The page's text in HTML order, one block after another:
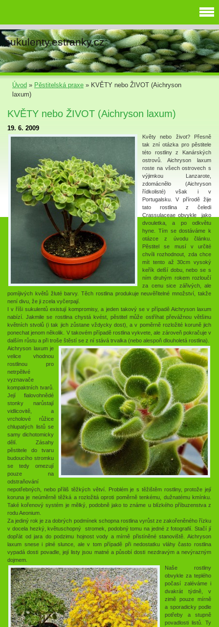
sukulenty.estranky.cz
Úvod » Pěstitelská praxe » KVĚTY nebo ŽIVOT (Aichryson
laxum)
KVĚTY nebo ŽIVOT (Aichryson laxum)
19. 6. 2009
Květy nebo život? Přesně
tak zní otázka pro pěstitele
této rostliny z Kanárských
ostrovů. Aichryson laxum
roste na všech ostrovech s
výjimkou Lanzarote,
zdomácnělo (Aichryson
řídkolisté) však i v
Portugalsku. V přírodě žije
tato rostlina z čeledi
Crassulaceae obvykle jako
dvouletka, a po odkvětu
hyne. Tím se dostáváme k
otázce z úvodu článku.
Pěstitel se musí v určité
chvíli rozhodnout, zda chce
mít tento až 30cm vysoký
keřík delší dobu, nebo se s
ním druhým rokem rozloučí
za cenu sice zářivých, ale
pomíjivých květů žluté barvy. Těch rostlina produkuje neuvěřitelné množství, takže
není divu, že ji zcela vyčerpají.
I v říši sukulentů existují kompromisy, a jeden takový se v případě Aichryson laxum
nabízí. Jakmile se rostlina chystá kvést, pěstitel může ostříhat převážnou většinu
květních stvolů (i tak jich zůstane vždycky dost), a v poměrně rozložité koruně jich
ponechat jenom několik. V takovém případě rostlina vykvete, ale zároveň pokračuje v
dalším růstu a při troše štěstí se z ní stává trvalka (nebo alespoň dlouholetá rostlina).
Aichryson laxum je
velice vhodnou
rostlinou pro
netrpělivé
vyznavače
kompaktních tvarů.
Její fialovohnědé
stonky narůstají
vidlicovitě, a
vrcholové růžice
chlupatých listů se
samy dichotomicky
dělí. Zásahy
pěstitele do tvaru
budoucího stromku
se tedy omezují
pouze na
odstraňování
nepotřebných, nebo příliš těžkých větví. Problém je s těžištěm rostliny, protože její
koruna je neúměrně těžká a rozložitá oproti poměrně tenkému, dužnatému kmínku.
Také kořenový systém je mělký, podobně jako to známe u blízkého příbuzenstva z
rodu Aeonium.
Za jediný rok je za dobrých podmínek schopna rostlina vyrůst ze zakořeněného řízku
v docela hezký, květuschopný stromek, podobný tomu na jedné z fotografií. Stačí jí
dopřát od jara do podzimu hojnost vody a mírně přistíněné stanoviště. Aichryson
laxum snese i plné slunce, ale v tom případě při nedostatku vláhy často rostlina
vypadá dosti povadle, její listy jsou matné a působí dosti nezdravým a nevýrazným
dojmem.
Naše rostliny
obvykle za teplého
počasí zaléváme i
dvakrát týdně, v
zimě pouze mírně
a sporadicky podle
potřeby a stupně
povadlosti listů. Ty